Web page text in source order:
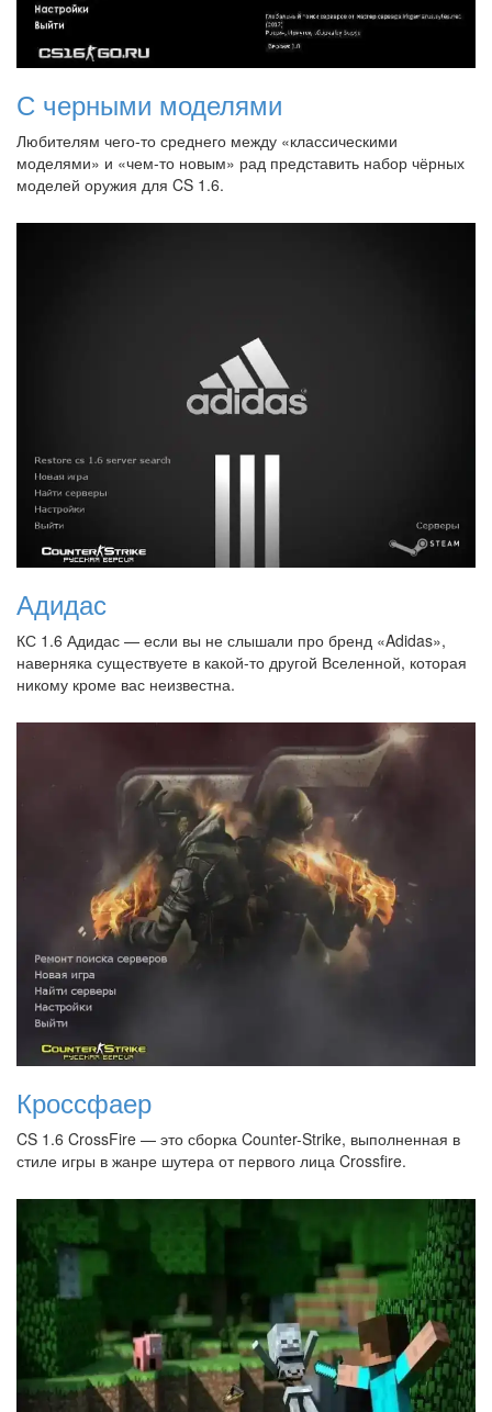
С черными моделями
Любителям чего-то среднего между «классическими
моделями» и «чем-то новым» рад представить набор чёрных
моделей оружия для CS 1.6.
Адидас
КС 1.6 Адидас — если вы не слышали про бренд «Adidas»,
наверняка существуете в какой-то другой Вселенной, которая
никому кроме вас неизвестна.
Кроссфаер
CS 1.6 CrossFire — это сборка Counter-Strike, выполненная в
стиле игры в жанре шутера от первого лица Crossfire.